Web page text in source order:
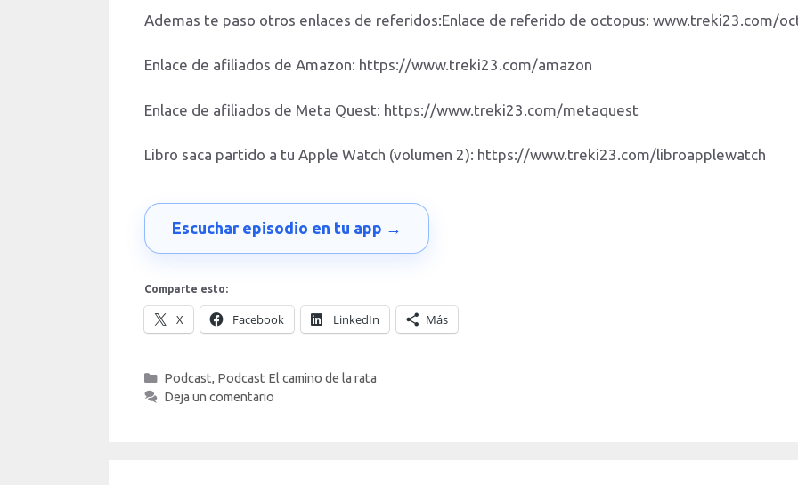
Ademas te paso otros enlaces de referidos:Enlace de referido de octopus: www.treki23.com/
Enlace de afiliados de Amazon: https://www.treki23.com/amazon
Enlace de afiliados de Meta Quest: https://www.treki23.com/metaquest
Libro saca partido a tu Apple Watch (volumen 2): https://www.treki23.com/libroapplewatch
Escuchar episodio en tu app →
Comparte esto:
X Facebook LinkedIn Más
Categorías
Podcast, Podcast El camino de la rata
Deja un comentario